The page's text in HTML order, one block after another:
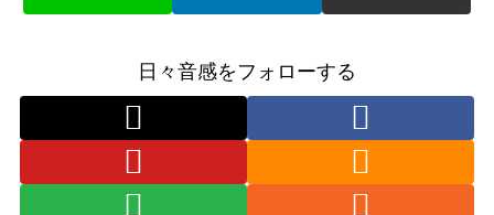
日々音感をフォローする